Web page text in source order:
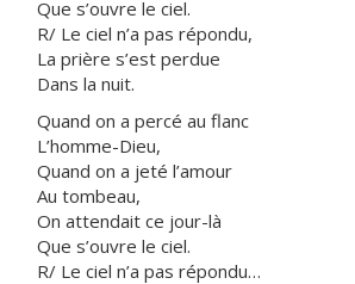
Que s’ouvre le ciel.
R/ Le ciel n’a pas répondu,
La prière s’est perdue
Dans la nuit.
Quand on a percé au flanc
L’homme-Dieu,
Quand on a jeté l’amour
Au tombeau,
On attendait ce jour-là
Que s’ouvre le ciel.
R/ Le ciel n’a pas répondu…